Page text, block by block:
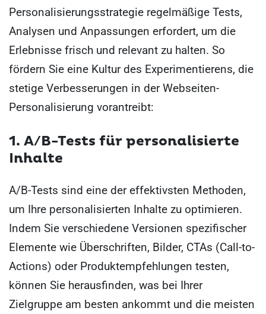
Personalisierungsstrategie regelmäßige Tests,
Analysen und Anpassungen erfordert, um die
Erlebnisse frisch und relevant zu halten. So
fördern Sie eine Kultur des Experimentierens, die
stetige Verbesserungen in der Webseiten-
Personalisierung vorantreibt:
1. A/B-Tests für personalisierte
Inhalte
A/B-Tests sind eine der effektivsten Methoden,
um Ihre personalisierten Inhalte zu optimieren.
Indem Sie verschiedene Versionen spezifischer
Elemente wie Überschriften, Bilder, CTAs (Call-to-
Actions) oder Produktempfehlungen testen,
können Sie herausfinden, was bei Ihrer
Zielgruppe am besten ankommt und die meisten